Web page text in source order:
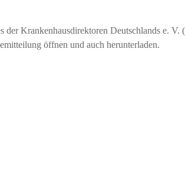
der Krankenhausdirektoren Deutschlands e.
öffnen und auch herunterladen.